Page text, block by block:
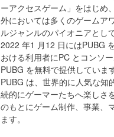
ーアクセスゲーム」をはじめ
外においては多くのゲームア
ルジャンルのパイオニアとし
2022 年1 月12 日にはPUBG
おける利用者にPC とコンソ
PUBG を無料で提供していま
PUBG は、世界的に人気な知
続的にゲーマーたちへ楽しさ
のもとにゲーム制作、事業、
ます。